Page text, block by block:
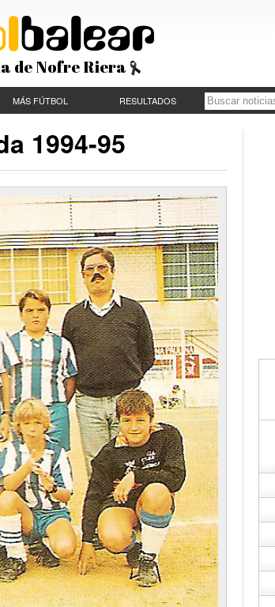
de Nofre Riera
MÁS FÚTBOL RESULTADOS
1994-95